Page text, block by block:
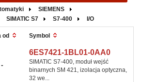
SIEMENS
SIMATIC S7 S7-400 I/O
od Symbol
-
6ES7421-1BL01-0AA0
SIMATIC S7-400, moduł wejść
binarnych SM 421, izolacja optyczna,
32 we...